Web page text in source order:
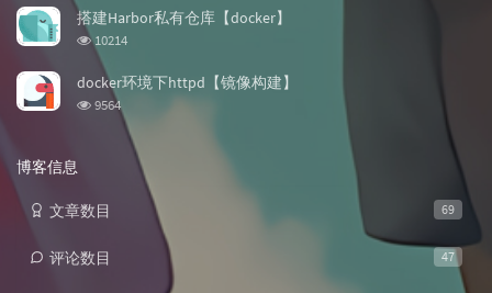
次
数:
搭建Harbor私有仓库【docker】
浏
览
次
10214
docker环境下httpd【镜像构建】
浏
9564
博客信息
69
文章数目
47
评论数目